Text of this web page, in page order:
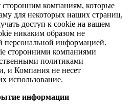
сторонним компаниям, которые
для некоторых наших страниц,
доступ к cookie на вашем
никаким образом не
персональной информацией.
сторонними компаниями
политиками
и Компания не несет
использование.
информации